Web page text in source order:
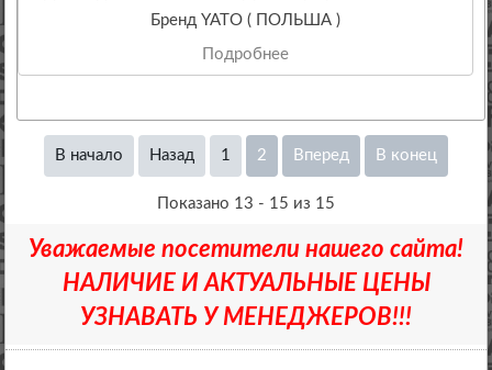
Бренд YATO ( ПОЛЬША )
Подробнее
В начало Назад 1 2 Вперед В конец
Показано 13 - 15 из 15
Уважаемые посетители нашего сайта!
НАЛИЧИЕ И АКТУАЛЬНЫЕ ЦЕНЫ
УЗНАВАТЬ У МЕНЕДЖЕРОВ!!!